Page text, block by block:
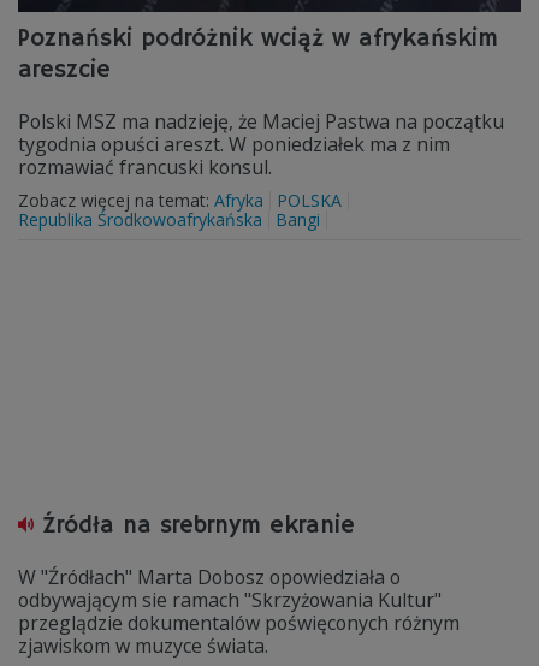
Poznański podróżnik wciąż w afrykańskim
areszcie
Polski MSZ ma nadzieję, że Maciej Pastwa na początku
tygodnia opuści areszt. W poniedziałek ma z nim
rozmawiać francuski konsul.
Zobacz więcej na temat: Afryka
POLSKA
Republika Środkowoafrykańska
Bangi
Źródła na srebrnym ekranie
W "Źródłach" Marta Dobosz opowiedziała o
odbywającym sie ramach "Skrzyżowania Kultur"
przeglądzie dokumentalów poświęconych różnym
zjawiskom w muzyce świata.